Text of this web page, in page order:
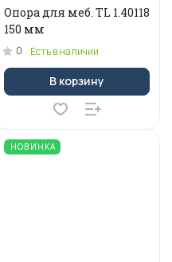
Опора для меб. ТL 1.40118
150 мм
0 Есть в наличии
В корзину
НОВИНКА